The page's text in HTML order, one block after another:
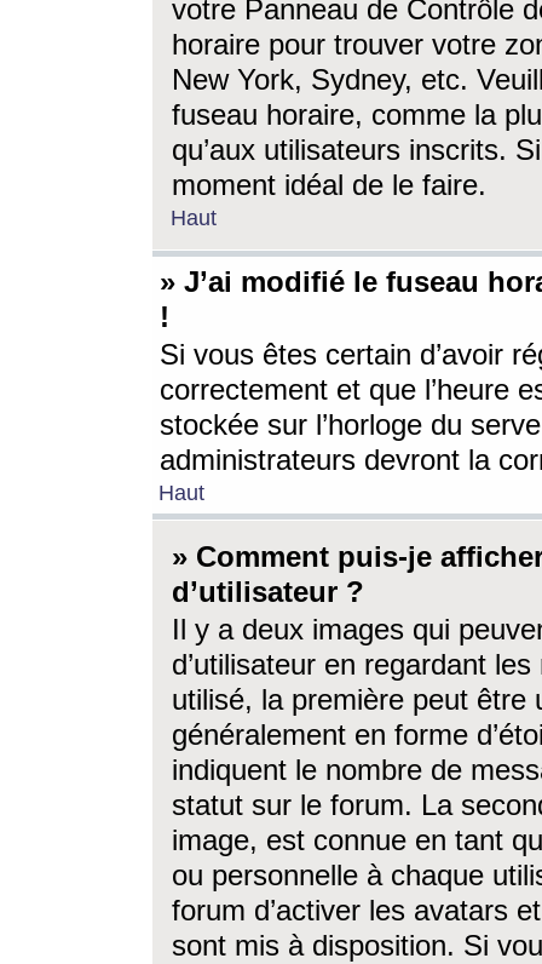
votre Panneau de Contrôle
horaire pour trouver votre
New York, Sydney, etc.
fuseau horaire, comme la
qu’aux utilisateurs inscrits.
moment idéal de le faire.
Haut
» J’ai modifié le fuseau
!
Si vous êtes certain d’avoir
correctement et que l’heure
stockée sur l’horloge du
administrateurs devront la
Haut
» Comment puis-je
d’utilisateur ?
Il y a deux images qui
d’utilisateur en regardant
utilisé, la première peut être
généralement en forme
indiquent le nombre de
statut sur le forum. La
image, est connue en tant
ou personnelle à chaque
forum d’activer les avatars
sont mis à disposition. Si